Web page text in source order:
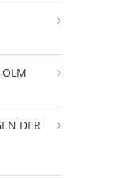
OLM
DER